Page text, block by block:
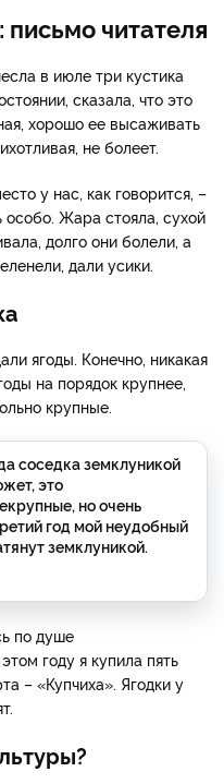
читателя
в июле три кустика
сказала, что это
хорошо ее высаживать
не болеет.
у нас, как говорится, –
особо. Жара стояла, сухой
долго они болели, а
дали усики.
ягоды. Конечно, никакая
на порядок крупнее,
крупные.
соседка земклуникой
это
но очень
год мой неудобный
земклуникой.
по душе
году я купила пять
– «Купчиха». Ягодки у